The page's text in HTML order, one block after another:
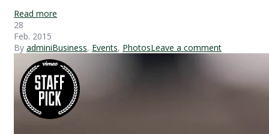
Read more
28
Feb. 2015
By adminiBusiness, Events, PhotosLeave a comment